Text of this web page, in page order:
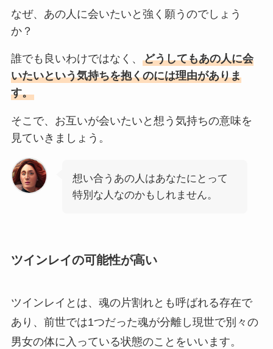
なぜ、あの人に会いたいと強く願うのでしょう
か？
誰でも良いわけではなく、 どうしてもあの人に会
いたいという気持ちを抱くのには理由がありま
す。
そこで、お互いが会いたいと想う気持ちの意味を
見ていきましょう。
想い合うあの人はあなたにとって
特別な人なのかもしれません。
ツインレイの可能性が高い
ツインレイとは、魂の片割れとも呼ばれる存在で
あり、前世では1つだった魂が分離し現世で別々の
男女の体に入っている状態のことをいいます。